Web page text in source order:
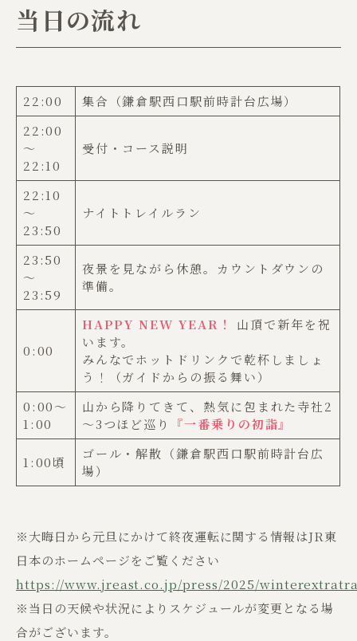
当日の流れ
22:00
集合（鎌倉駅西口駅前時計台広場）
22:00
～
22:10
受付・コース説明
22:10
～
23:50
ナイトトレイルラン
23:50
～
23:59
夜景を見ながら休憩。カウントダウンの
準備。
0:00
HAPPY NEW YEAR！
山頂で新年を祝
います。
みんなでホットドリンクで乾杯しましょ
う！（ガイドからの振る舞い）
0:00～
1:00
山から降りてきて、熱気に包まれた寺社2
～3つほど巡り
『一番乗りの初詣』
1:00頃
ゴール・解散（鎌倉駅西口駅前時計台広
場）
※大晦日から元旦にかけて終夜運転に関する情報はJR東
日本のホームページをご覧ください
https://www.jreast.co.jp/press/2025/
※当日の天候や状況によりスケジュールが変更となる場
合がございます。